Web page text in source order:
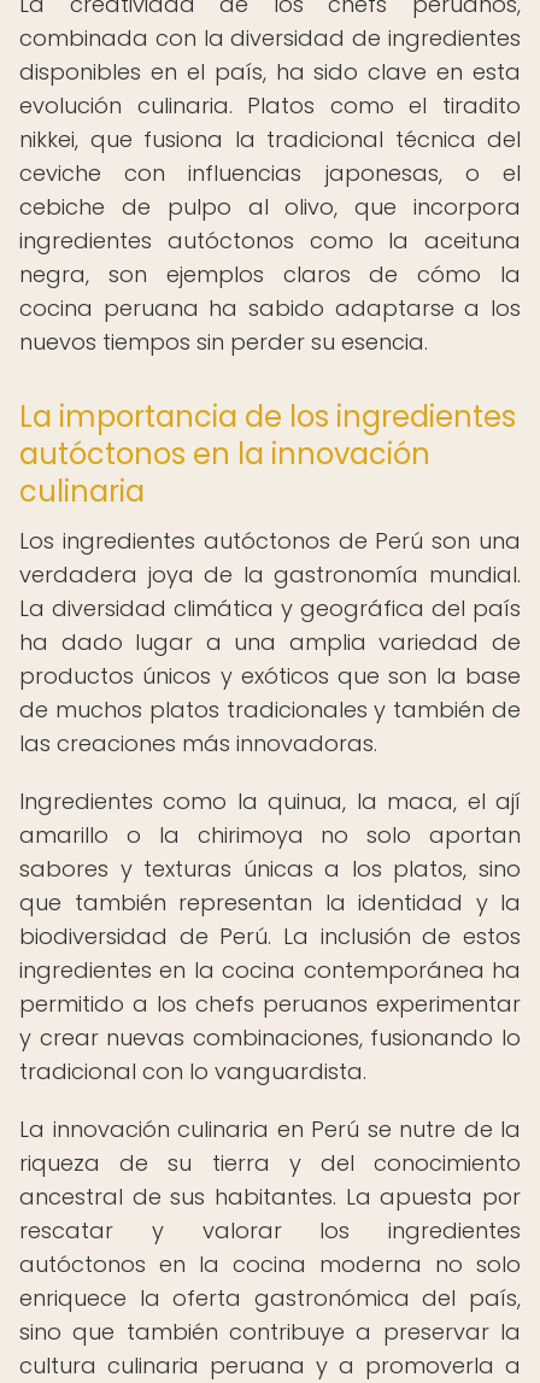
combinada con la diversidad de ingredientes
disponibles en el país, ha sido clave en esta
evolución culinaria. Platos como el tiradito
nikkei, que fusiona la tradicional técnica del
ceviche con influencias japonesas, o el
cebiche de pulpo al olivo, que incorpora
ingredientes autóctonos como la aceituna
negra, son ejemplos claros de cómo la
cocina peruana ha sabido adaptarse a los
nuevos tiempos sin perder su esencia.
La importancia de los ingredientes
autóctonos en la innovación
culinaria
Los ingredientes autóctonos de Perú son una
verdadera joya de la gastronomía mundial.
La diversidad climática y geográfica del país
ha dado lugar a una amplia variedad de
productos únicos y exóticos que son la base
de muchos platos tradicionales y también de
las creaciones más innovadoras.
Ingredientes como la quinua, la maca, el ají
amarillo o la chirimoya no solo aportan
sabores y texturas únicas a los platos, sino
que también representan la identidad y la
biodiversidad de Perú. La inclusión de estos
ingredientes en la cocina contemporánea ha
permitido a los chefs peruanos experimentar
y crear nuevas combinaciones, fusionando lo
tradicional con lo vanguardista.
La innovación culinaria en Perú se nutre de la
riqueza de su tierra y del conocimiento
ancestral de sus habitantes. La apuesta por
rescatar y valorar los ingredientes
autóctonos en la cocina moderna no solo
enriquece la oferta gastronómica del país,
sino que también contribuye a preservar la
cultura culinaria peruana y a promoverla a